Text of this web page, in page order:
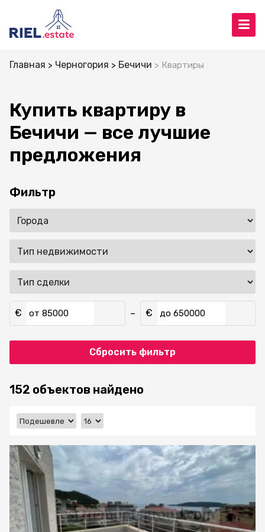
Главная Черногория Бечичи Квартиры
Купить квартиру в
Бечичи — все лучшие
предложения
Фильтр
€ от – € до
Сбросить фильтр
152 объектов найдено